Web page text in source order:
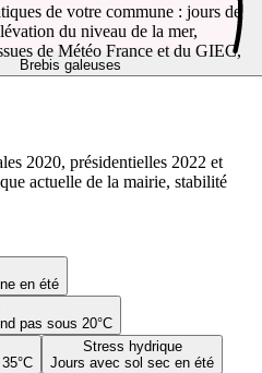
Brebis galeuses
en été
pas sous 20°C
Stress hydrique
Jours avec sol sec en été
de votre commune : jours de
du niveau de la mer,
de Météo France et du GIEC,
2020, présidentielles 2022 et
actuelle de la mairie, stabilité